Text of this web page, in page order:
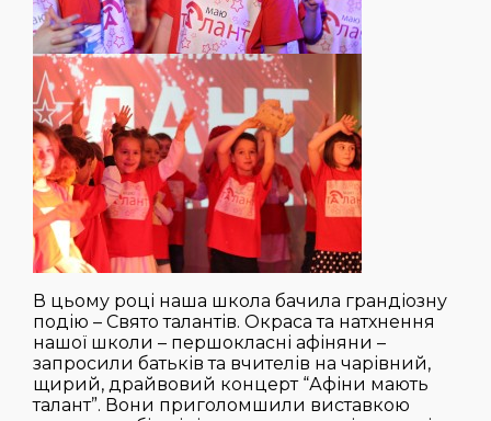
В цьому році наша школа бачила грандіозну
подію – Свято талантів. Окраса та натхнення
нашої школи – першокласні афіняни –
запросили батьків та вчителів на чарівний,
щирий, драйвовий концерт “Афіни мають
талант”. Вони приголомшили виставкою